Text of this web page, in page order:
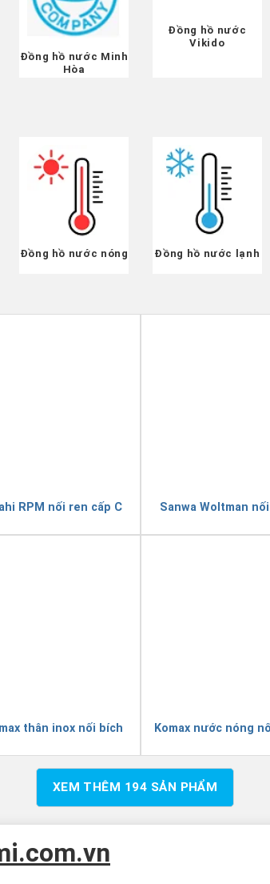
Đồng hồ nước Minh
Hòa
Đồng hồ nước
Vikido
Đồng hồ nước nóng Đồng hồ nước lạnh
RPM nối ren cấp C Sanwa Woltman
thân inox nối bích Komax nước nóng
XEM THÊM 194 SẢN PHẨM